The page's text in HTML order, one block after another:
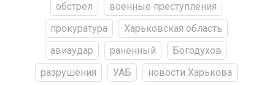
обстрел
военные преступления
прокуратура
Харьковская область
авиаудар
раненный
Богодухов
разрушения
УАБ
новости Харькова